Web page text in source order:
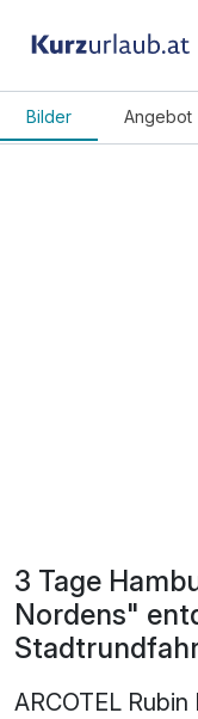
Bilder Angebot
3 Tage
Nordens"
ARCOTEL